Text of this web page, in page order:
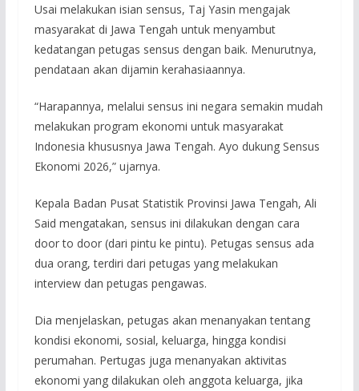
Usai melakukan isian sensus, Taj Yasin mengajak
masyarakat di Jawa Tengah untuk menyambut
kedatangan petugas sensus dengan baik. Menurutnya,
pendataan akan dijamin kerahasiaannya.
“Harapannya, melalui sensus ini negara semakin mudah
melakukan program ekonomi untuk masyarakat
Indonesia khususnya Jawa Tengah. Ayo dukung Sensus
Ekonomi 2026,” ujarnya.
Kepala Badan Pusat Statistik Provinsi Jawa Tengah, Ali
Said mengatakan, sensus ini dilakukan dengan cara
door to door (dari pintu ke pintu). Petugas sensus ada
dua orang, terdiri dari petugas yang melakukan
interview dan petugas pengawas.
Dia menjelaskan, petugas akan menanyakan tentang
kondisi ekonomi, sosial, keluarga, hingga kondisi
perumahan. Pertugas juga menanyakan aktivitas
ekonomi yang dilakukan oleh anggota keluarga, jika